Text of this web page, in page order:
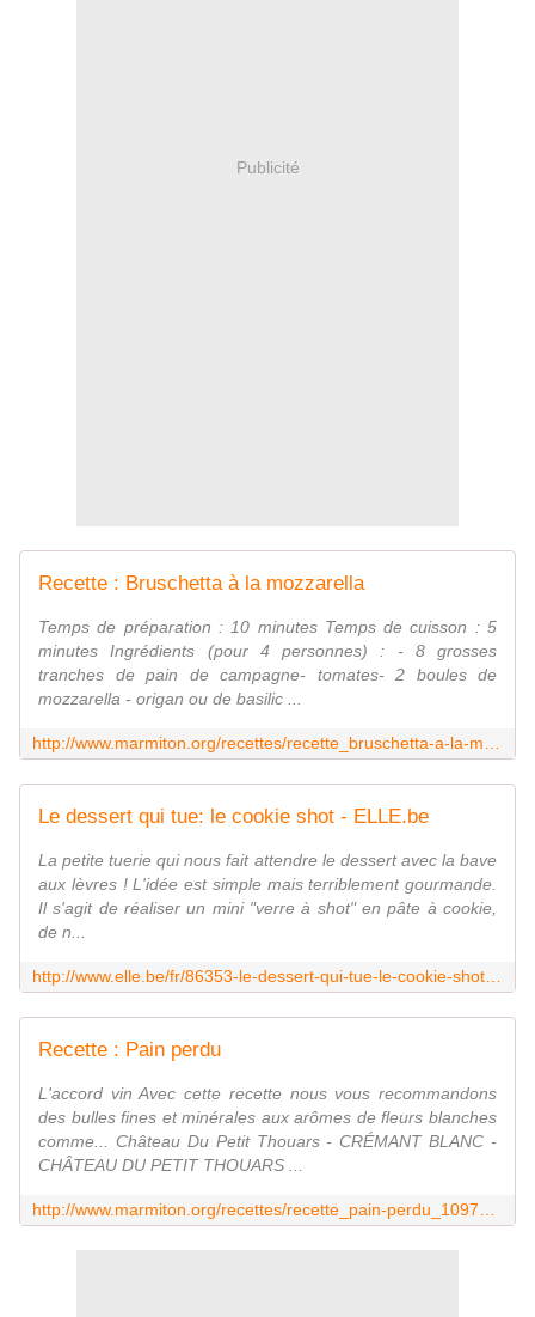
Publicité
Recette : Bruschetta à la mozzarella
Temps de préparation : 10 minutes Temps de cuisson : 5
minutes Ingrédients (pour 4 personnes) : - 8 grosses
tranches de pain de campagne- tomates- 2 boules de
mozzarella - origan ou de basilic ...
Le dessert qui tue: le cookie shot - ELLE.be
La petite tuerie qui nous fait attendre le dessert avec la bave
aux lèvres ! L'idée est simple mais terriblement gourmande.
Il s'agit de réaliser un mini "verre à shot" en pâte à cookie,
de n...
Recette : Pain perdu
L'accord vin Avec cette recette nous vous recommandons
des bulles fines et minérales aux arômes de fleurs blanches
comme... Château Du Petit Thouars - CRÉMANT BLANC -
CHÂTEAU DU PETIT THOUARS ...